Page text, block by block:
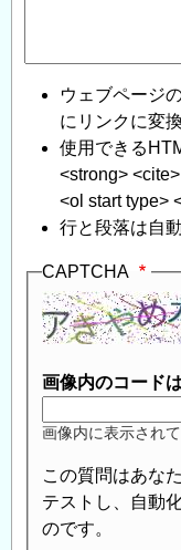
ウェブページ
にリンクに変
使用できる
<strong>
<ol start type>
行と段落は自
CAPTCHA
画像内のコード
画像内に表示され
この質問はあな
テストし、自動
のです。